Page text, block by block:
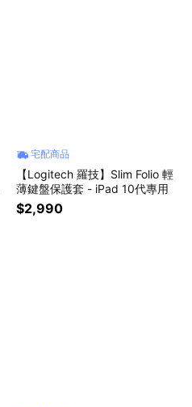
宅配商品
【Logitech 羅技】Slim Folio 輕
薄鍵盤保護套 - iPad 10代專用
$2,990